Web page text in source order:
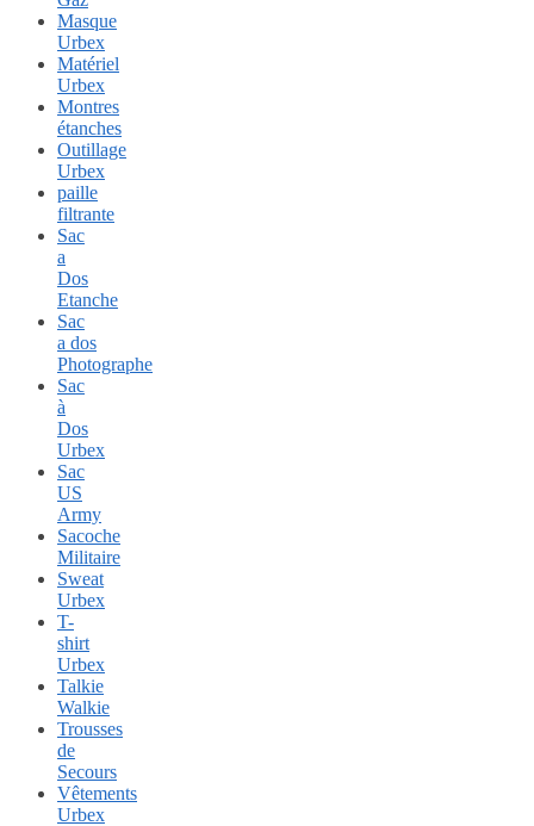
Masque
Urbex
Matériel
Urbex
Montres
étanches
Outillage
Urbex
paille
filtrante
Sac
a
Dos
Etanche
Sac
a dos
Photographe
Sac
à
Dos
Urbex
Sac
US
Army
Sacoche
Militaire
Sweat
Urbex
T-
shirt
Urbex
Talkie
Walkie
Trousses
de
Secours
Vêtements
Urbex